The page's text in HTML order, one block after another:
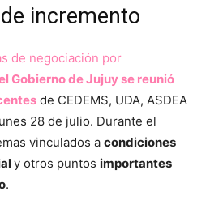
incremento
de negociación por
Gobierno de Jujuy se reunió
de CEDEMS, UDA, ASDEA
28 de julio. Durante el
vinculados a condiciones
y otros puntos importantes
.